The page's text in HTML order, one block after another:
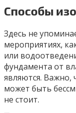
Способы
Здесь не
мероприятиях,
или
фундамента от
являются. Важно,
может быть
не стоит.